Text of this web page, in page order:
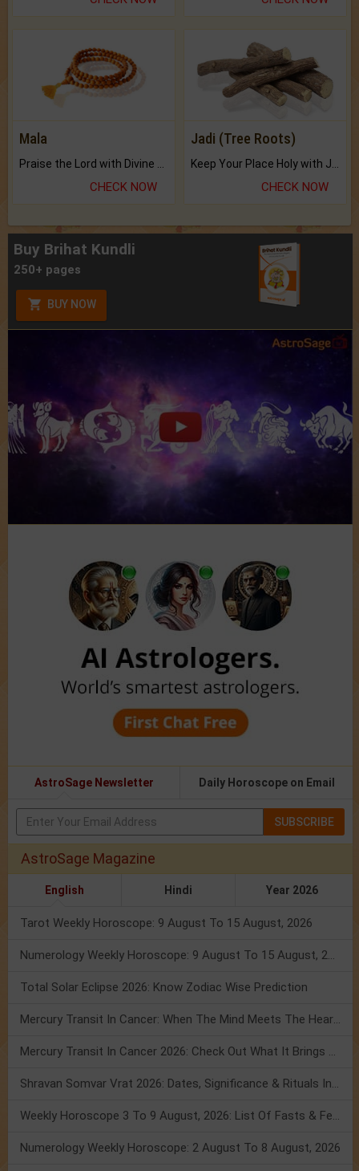
Mala
Praise the Lord with Divine Energies of Mala.
CHECK NOW
Jadi (Tree Roots)
Keep Your Place Holy with Jadi.
CHECK NOW
Buy Brihat Kundli
250+ pages
BUY NOW
AstroSage Newsletter Daily Horoscope on Email
SUBSCRIBE
AstroSage Magazine
English Hindi Year 2026
Tarot Weekly Horoscope: 9 August To 15 August, 2026
Numerology Weekly Horoscope: 9 August To 15 August, 2026
Total Solar Eclipse 2026: Know Zodiac Wise Prediction
Mercury Transit In Cancer: When The Mind Meets The Heart!
Mercury Transit In Cancer 2026: Check Out What It Brings For You
Shravan Somvar Vrat 2026: Dates, Significance & Rituals In August
Weekly Horoscope 3 To 9 August, 2026: List Of Fasts & Festivals
Numerology Weekly Horoscope: 2 August To 8 August, 2026